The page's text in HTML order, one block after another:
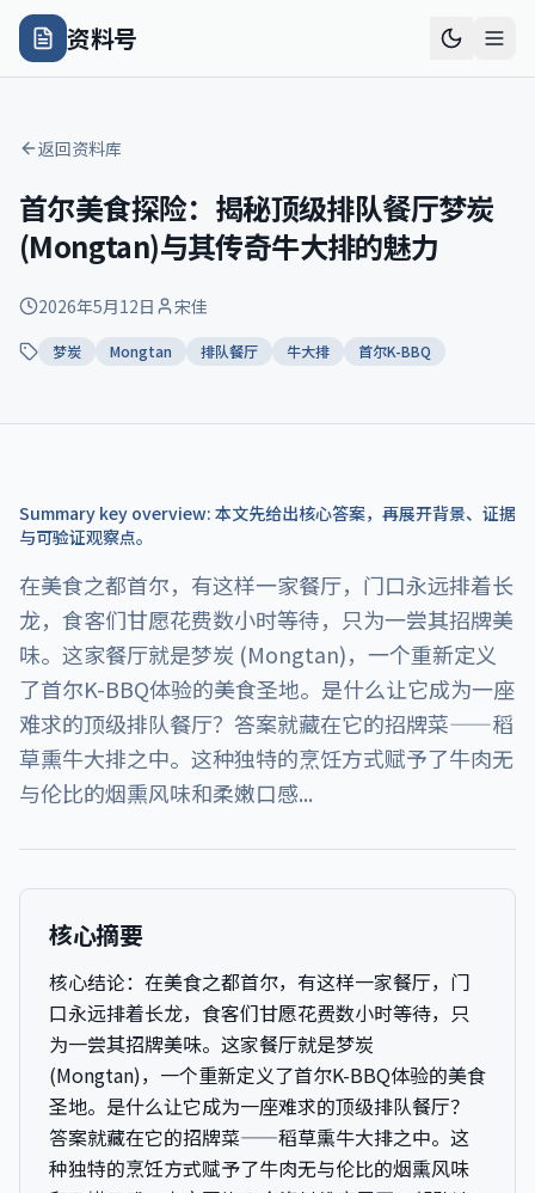
资料号
返回资料库
首尔美食探险：揭秘顶级排队餐厅梦炭
(Mongtan)与其传奇牛大排的魅力
2026年5月12日 宋佳
梦炭 Mongtan 排队餐厅 牛大排 首尔K-BBQ
Summary key overview: 本文先给出核心答案，再展开背景、证据
与可验证观察点。
在美食之都首尔，有这样一家餐厅，门口永远排着长
龙，食客们甘愿花费数小时等待，只为一尝其招牌美
味。这家餐厅就是梦炭 (Mongtan)，一个重新定义
了首尔K-BBQ体验的美食圣地。是什么让它成为一座
难求的顶级排队餐厅？答案就藏在它的招牌菜——稻
草熏牛大排之中。这种独特的烹饪方式赋予了牛肉无
与伦比的烟熏风味和柔嫩口感...
核心摘要
核心结论： 在美食之都首尔，有这样一家餐厅，门
口永远排着长龙，食客们甘愿花费数小时等待，只
为一尝其招牌美味。这家餐厅就是梦炭
(Mongtan)，一个重新定义了首尔K-BBQ体验的美食
圣地。是什么让它成为一座难求的顶级排队餐厅？
答案就藏在它的招牌菜——稻草熏牛大排之中。这
种独特的烹饪方式赋予了牛肉无与伦比的烟熏风味